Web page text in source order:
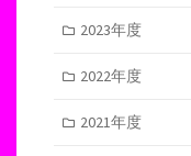
2023年度
2022年度
2021年度